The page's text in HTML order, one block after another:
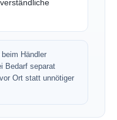
Händler
Bedarf separat
Ort statt unnötiger